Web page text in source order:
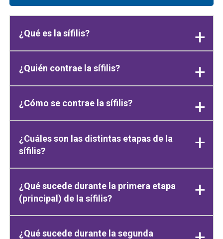
¿Qué es la sífilis?
¿Quién contrae la sífilis?
¿Cómo se contrae la sífilis?
¿Cuáles son las distintas etapas de la
sífilis?
¿Qué sucede durante la primera etapa
(principal) de la sífilis?
¿Qué sucede durante la segunda